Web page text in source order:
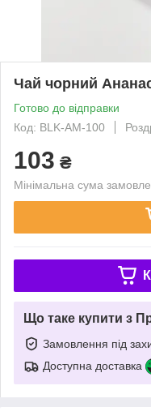
Чай чорний
Готово до відправки
Код: BLK-AM-100
103 ₴
Мінімальна сума
Що таке купити з
Замовлення під
Доступна доставка